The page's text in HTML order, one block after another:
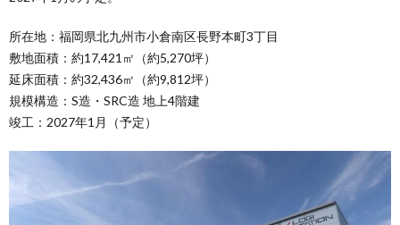
所在地：福岡県北九州市小倉南区長野本町3丁目
敷地面積：約17,421㎡（約5,270坪）
延床面積：約32,436㎡（約9,812坪）
規模構造：S造・SRC造 地上4階建
竣工：2027年1月（予定）